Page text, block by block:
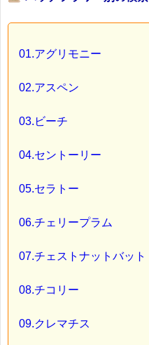
01.アグリモニー
02.アスペン
03.ビーチ
04.セントーリー
05.セラトー
06.チェリープラム
07.チェストナットバット
08.チコリー
09.クレマチス